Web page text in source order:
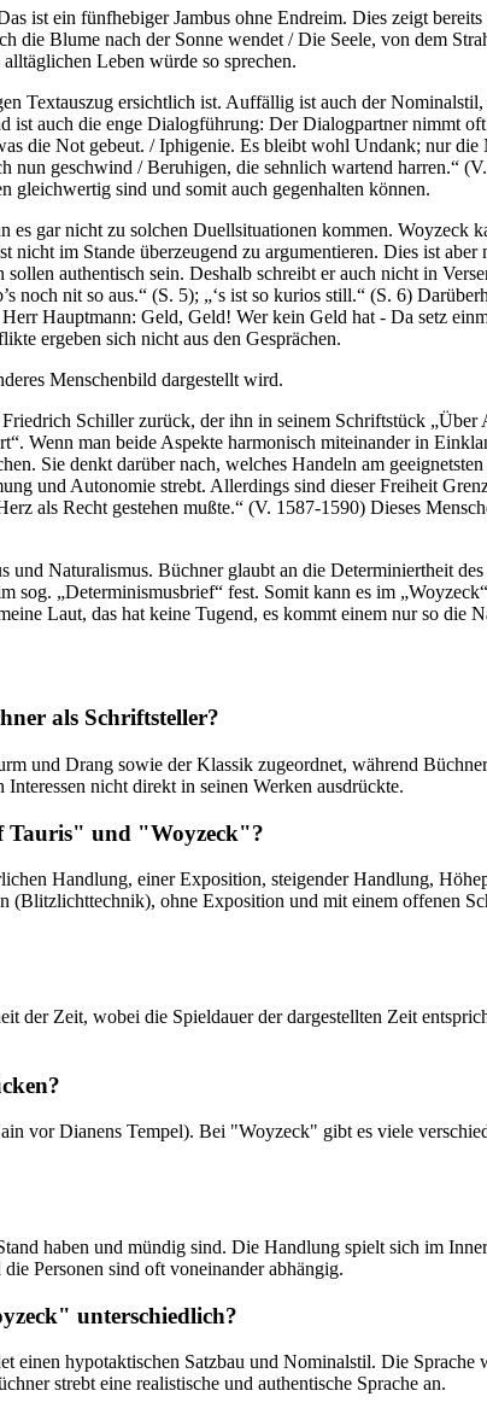
ist ein fünfhebiger Jambus ohne Endreim. Dies zeigt
die Blume nach der Sonne wendet / Die Seele, von dem
Leben würde so sprechen.
Textauszug ersichtlich ist. Auffällig ist auch der
auch die enge Dialogführung: Der Dialogpartner nimmt
die Not gebeut. / Iphigenie. Es bleibt wohl Undank; nur
geschwind / Beruhigen, die sehnlich wartend harren.“
gleichwertig sind und somit auch gegenhalten können.
gar nicht zu solchen Duellsituationen kommen. Woyzeck
im Stande überzeugend zu argumentieren. Dies ist
authentisch sein. Deshalb schreibt er auch nicht in
noch nit so aus.“ (S. 5); „‘s ist so kurios still.“ (S. 6)
Hauptmann: Geld, Geld! Wer kein Geld hat - Da setz
ergeben sich nicht aus den Gesprächen.
Menschenbild dargestellt wird.
Schiller zurück, der ihn in seinem Schriftstück
Wenn man beide Aspekte harmonisch miteinander in
Sie denkt darüber nach, welches Handeln am
und Autonomie strebt. Allerdings sind dieser Freiheit
als Recht gestehen mußte.“ (V. 1587-1590) Dieses
und Naturalismus. Büchner glaubt an die Determiniertheit
„Determinismusbrief“ fest. Somit kann es im
Laut, das hat keine Tugend, es kommt einem nur so die
als Schriftsteller?
und Drang sowie der Klassik zugeordnet, während
nicht direkt in seinen Werken ausdrückte.
Tauris" und "Woyzeck"?
Handlung, einer Exposition, steigender Handlung,
(Blitzlichttechnik), ohne Exposition und mit einem offenen
Zeit, wobei die Spieldauer der dargestellten Zeit
vor Dianens Tempel). Bei "Woyzeck" gibt es viele
haben und mündig sind. Die Handlung spielt sich im
Personen sind oft voneinander abhängig.
unterschiedlich?
einen hypotaktischen Satzbau und Nominalstil. Die
strebt eine realistische und authentische Sprache an.